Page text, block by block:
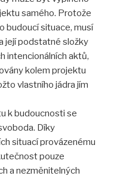
samého. Protože
budoucí situace, musí
její podstatné složky
intencionálních aktů,
kolem projektu
vlastního jádra jím
k budoucnosti se
Díky
situací provázenému
pouze
a nezměnitelných